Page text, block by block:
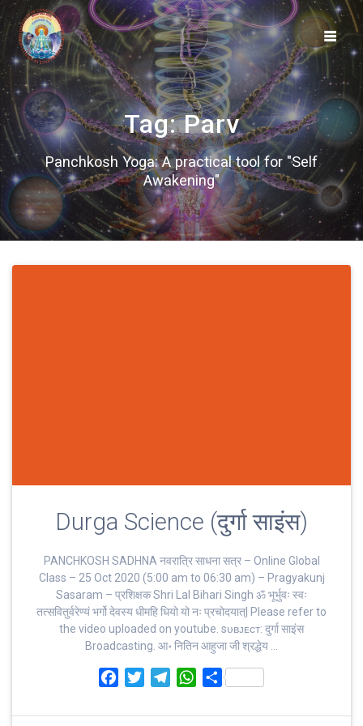
Skip
to
content
Tag:Parv
Panchkosh Yoga: A practical tool for "Self
Awakening"
Durga Science (दुर्गा साइंस)
PANCHKOSH SADHNA नवरात्रि साधना सत्र – Online Global
Class – 25 Oct 2020 (5:00 am to 06:30 am) – Pragyakunj
Sasaram – प्रशिक्षक Shri Lal Bihari Singh ॐ भूर्भुवः स्‍वः
तत्‍सवितुर्वरेण्‍यं भर्गो देवस्य धीमहि धियो यो नः प्रचोदयात्‌| Please refer to
the video uploaded on youtube. sᴜʙᴊᴇᴄᴛ: दुर्गा साइंस
Broadcasting. आ॰ नितिन आहुजा जी श्रद्धेय …
c
i
l
W
a
S
a